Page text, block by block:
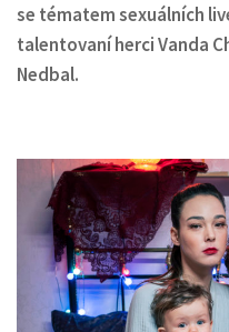
se tématem sexuálních
talentovaní herci Vanda
Nedbal.